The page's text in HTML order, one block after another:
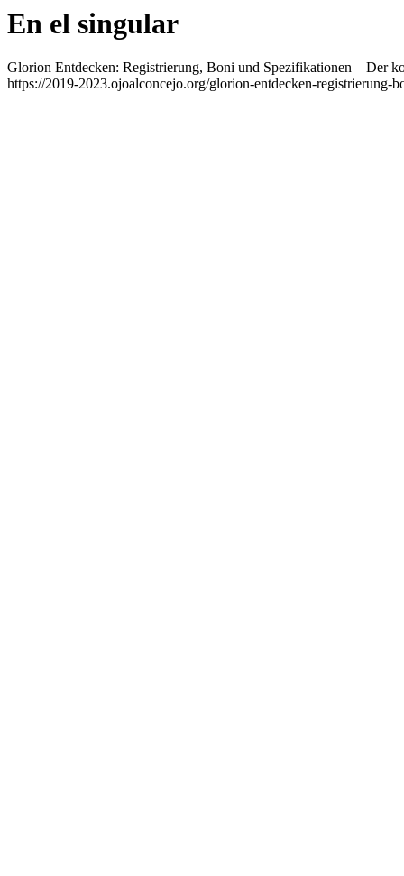
En el singular
Glorion Entdecken: Registrierung, Boni und Spezifikationen – Der
https://2019-2023.ojoalconcejo.org/glorion-entdecken-registrierung-